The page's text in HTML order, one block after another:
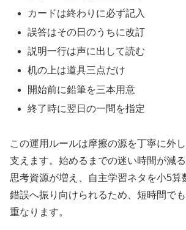
カードは終わりに必ず記入
誤答はその日のうちに改訂
説明一行は声に出して読む
机の上は道具三点だけ
開始前に鉛筆を三本用意
終了時に翌日の一問を指定
この運用ルールは摩擦の源を丁寧に外
支えます。始めるまでの迷い時間が減
思考資源が増え、自主学習ネタを小5算
錯誤へ振り向けられるため、短時間で
重なります。